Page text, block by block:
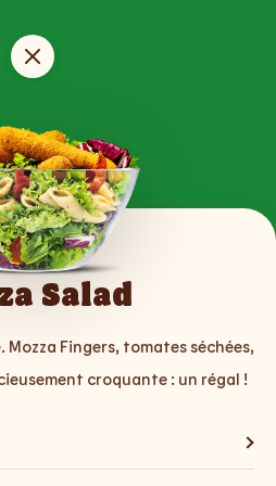
Salad
Mozza Fingers, tomates séchées,
croquante : un régal !